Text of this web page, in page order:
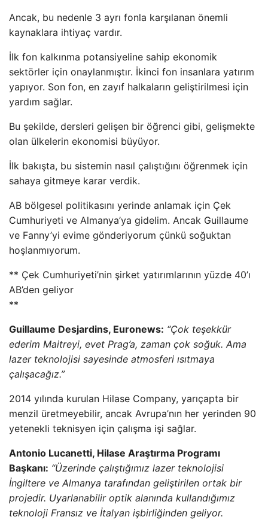
Ancak, bu nedenle 3 ayrı fonla karşılanan önemli
kaynaklara ihtiyaç vardır.
İlk fon kalkınma potansiyeline sahip ekonomik
sektörler için onaylanmıştır. İkinci fon insanlara yatırım
yapıyor. Son fon, en zayıf halkaların geliştirilmesi için
yardım sağlar.
Bu şekilde, dersleri gelişen bir öğrenci gibi, gelişmekte
olan ülkelerin ekonomisi büyüyor.
İlk bakışta, bu sistemin nasıl çalıştığını öğrenmek için
sahaya gitmeye karar verdik.
AB bölgesel politikasını yerinde anlamak için Çek
Cumhuriyeti ve Almanya’ya gidelim. Ancak Guillaume
ve Fanny’yi evime gönderiyorum çünkü soğuktan
hoşlanmıyorum.
** Çek Cumhuriyeti’nin şirket yatırımlarının yüzde 40’ı
AB’den geliyor
**
Guillaume Desjardins, Euronews: “Çok teşekkür
ederim Maitreyi, evet Prag’a, zaman çok soğuk. Ama
lazer teknolojisi sayesinde atmosferi ısıtmaya
çalışacağız.”
2014 yılında kurulan Hilase Company, yarıçapta bir
menzil üretmeyebilir, ancak Avrupa’nın her yerinden 90
yetenekli teknisyen için çalışma işi sağlar.
Antonio Lucanetti, Hilase Araştırma Programı
Başkanı: “Üzerinde çalıştığımız lazer teknolojisi
İngiltere ve Almanya tarafından geliştirilen ortak bir
projedir. Uyarlanabilir optik alanında kullandığımız
teknoloji Fransız ve İtalyan işbirliğinden geliyor.